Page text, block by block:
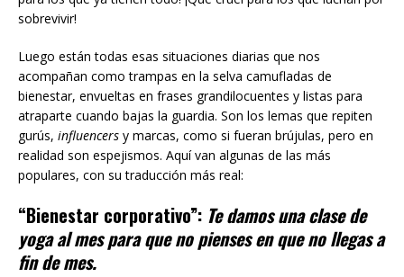
sobrevivir!
Luego están todas esas situaciones diarias que nos
acompañan como trampas en la selva camufladas de
bienestar, envueltas en frases grandilocuentes y listas para
atraparte cuando bajas la guardia. Son los lemas que repiten
gurús, influencers y marcas, como si fueran brújulas, pero en
realidad son espejismos. Aquí van algunas de las más
populares, con su traducción más real:
“Bienestar corporativo”: Te damos una clase de
yoga al mes para que no pienses en que no llegas a
fin de mes.